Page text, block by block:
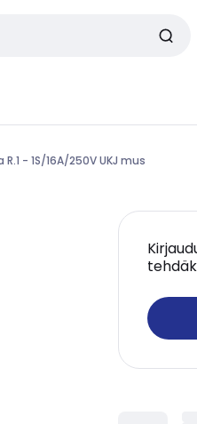
- 1S/16A/250V UKJ mus